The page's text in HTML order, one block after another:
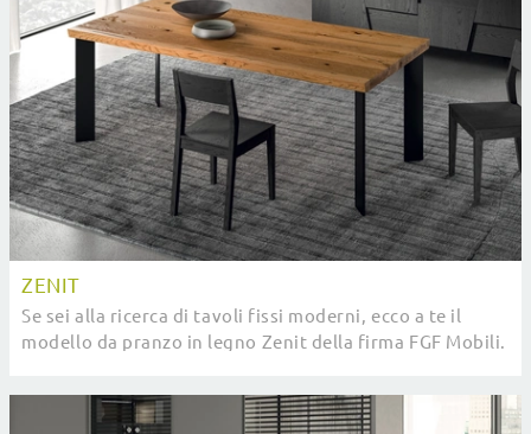
ZENIT
Se sei alla ricerca di tavoli fissi moderni, ecco a te il
modello da pranzo in legno Zenit della firma FGF Mobili.